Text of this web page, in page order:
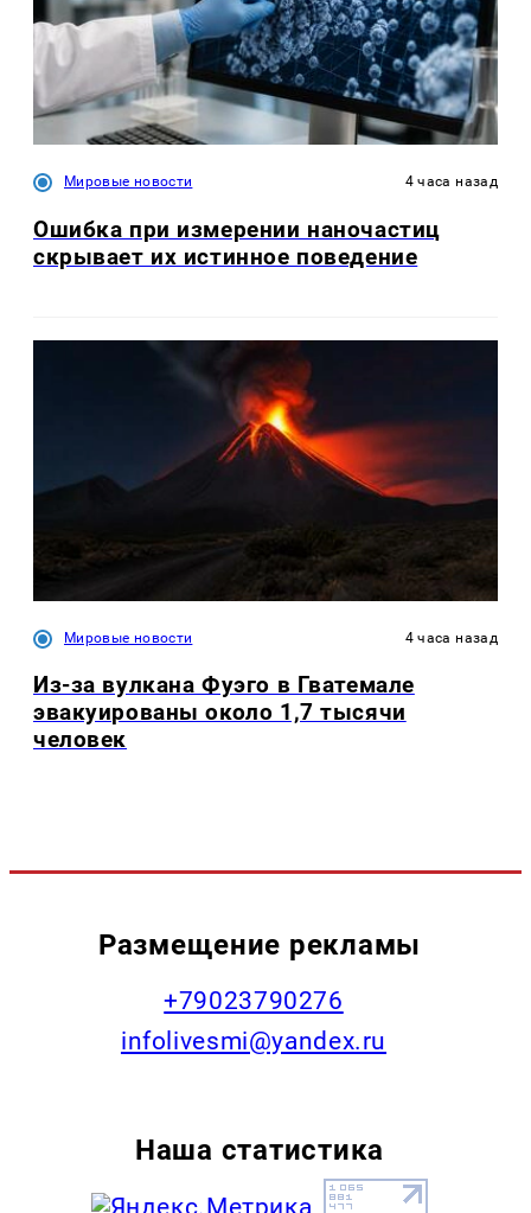
Мировые новости 4 часа назад
Ошибка при измерении наночастиц
скрывает их истинное поведение
Мировые новости 4 часа назад
Из-за вулкана Фуэго в Гватемале
эвакуированы около 1,7 тысячи
человек
Размещение рекламы
+79023790276
infolivesmi@yandex.ru
Наша статистика